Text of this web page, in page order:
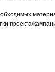
проекта/